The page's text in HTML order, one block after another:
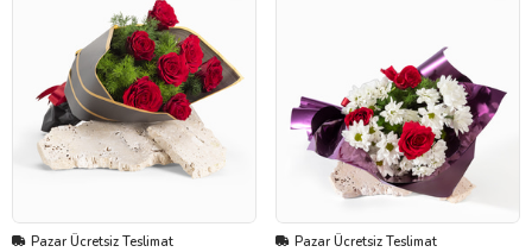
Pazar Ücretsiz Teslimat Pazar Ücretsiz Teslimat